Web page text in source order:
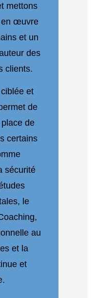
mettons
en œuvre
et un
des
clients.
et
de
place de
certains
sécurité
le
au
et la
et